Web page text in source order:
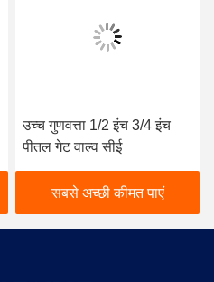
उच्च गुणवत्ता 1/2 इंच 3/4 इंच
पीतल गेट वाल्व सीई
सबसे अच्छी कीमत पाएं